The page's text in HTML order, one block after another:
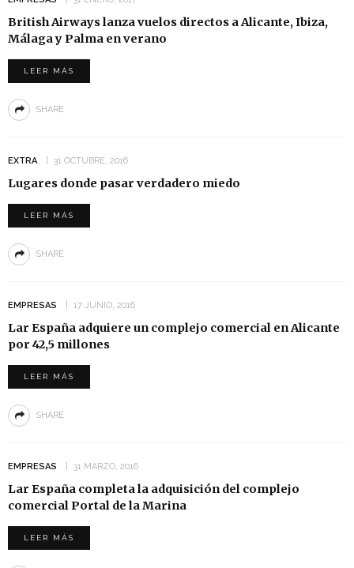
British Airways lanza vuelos directos a Alicante, Ibiza,
Málaga y Palma en verano
LEER MÁS
SHARE
EXTRA 31 OCTUBRE, 2016
Lugares donde pasar verdadero miedo
LEER MÁS
SHARE
EMPRESAS 17 JUNIO, 2016
Lar España adquiere un complejo comercial en Alicante
por 42,5 millones
LEER MÁS
SHARE
EMPRESAS 31 MARZO, 2016
Lar España completa la adquisición del complejo
comercial Portal de la Marina
LEER MÁS